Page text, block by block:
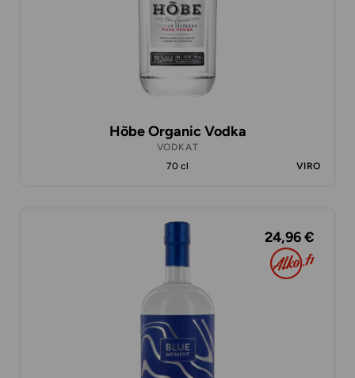
Hõbe Organic Vodka
VODKAT
70 cl
VIRO
24,96 €